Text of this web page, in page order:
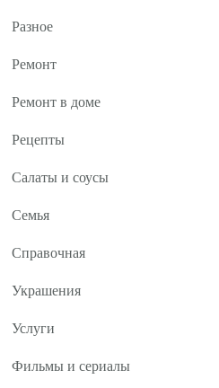
Разное
Ремонт
Ремонт в доме
Рецепты
Салаты и соусы
Семья
Справочная
Украшения
Услуги
Фильмы и сериалы